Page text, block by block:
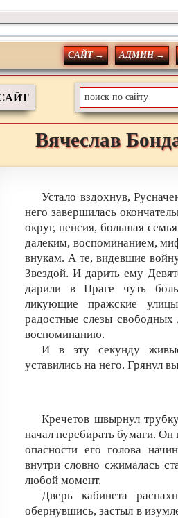
САЙТ → АДМИН →
Вячеслав
Устало вздохнув,
него завершилась
округ, пенсия, большая
далеким, воспоминанием,
внукам. А те, видевшие
Звездой. И дарить ему
дарили в Праге чуть
ликующие пражские
радостные слезы
воспоминанию.
И в эту секунду
уставились на него. Грянул
Кречетов швырнул
начал перебирать бумаги. Он
опасности его голова
внутри словно сжималась
любой момент.
Дверь кабинета
обернувшись, застыл в